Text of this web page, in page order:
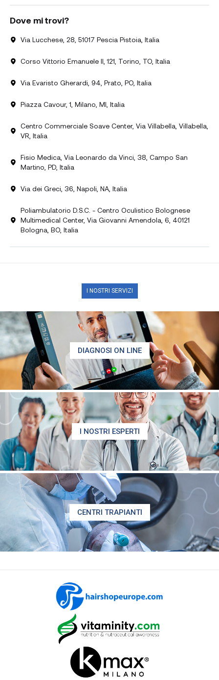
Dove mi trovi?
Via Lucchese, 28, 51017 Pescia Pistoia, Italia
Corso Vittorio Emanuele II, 121, Torino, TO, Italia
Via Evaristo Gherardi, 94, Prato, PO, Italia
Piazza Cavour, 1, Milano, MI, Italia
Centro Commerciale Soave Center, Via Villabella, Villabella,
VR, Italia
Fisio Medica, Via Leonardo da Vinci, 38, Campo San
Martino, PD, Italia
Via dei Greci, 36, Napoli, NA, Italia
Poliambulatorio D.S.C. - Centro Oculistico Bolognese
Multimedical Center, Via Giovanni Amendola, 6, 40121
Bologna, BO, Italia
I NOSTRI SERVIZI
DIAGNOSI ON LINE
I NOSTRI ESPERTI
CENTRI TRAPIANTI